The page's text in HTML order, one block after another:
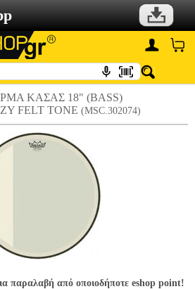
ΚΑΣΑΣ 18" (BASS)
FELT TONE (MSC.302074)
παραλαβή από οποιοδήποτε eshop point!